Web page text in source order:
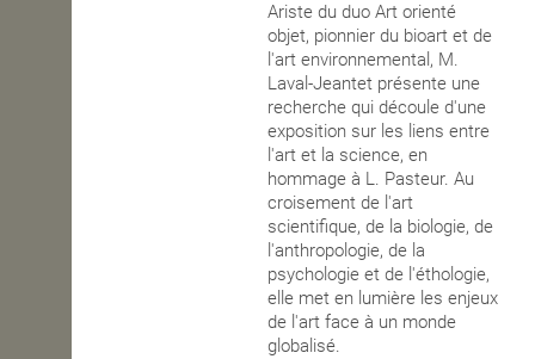
Ariste du duo Art orienté
objet, pionnier du bioart et de
l'art environnemental, M.
Laval-Jeantet présente une
recherche qui découle d'une
exposition sur les liens entre
l'art et la science, en
hommage à L. Pasteur. Au
croisement de l'art
scientifique, de la biologie, de
l'anthropologie, de la
psychologie et de l'éthologie,
elle met en lumière les enjeux
de l'art face à un monde
globalisé.